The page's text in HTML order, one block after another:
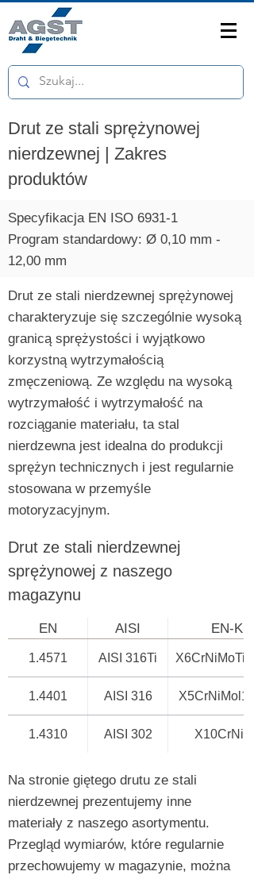
Drut ze stali sprężynowej
nierdzewnej | Zakres
produktów
Specyfikacja EN ISO 6931-1
​​​Program standardowy: Ø 0,10 mm -
12,00 mm
Drut ze stali nierdzewnej sprężynowej
charakteryzuje się szczególnie wysoką
granicą sprężystości i wyjątkowo
korzystną wytrzymałością
zmęczeniową. Ze względu na wysoką
wytrzymałość i wytrzymałość na
rozciąganie materiału, ta stal
nierdzewna jest idealna do produkcji
sprężyn technicznych i jest regularnie
stosowana w przemyśle
motoryzacyjnym.
Drut ze stali nierdzewnej
sprężynowej z naszego
magazynu
EN AISI EN-KN
1.4571 AISI 316Ti
1.4401 AISI 316
1.4310 AISI 302
Na stronie giętego drutu ze stali
nierdzewnej prezentujemy inne
materiały z naszego asortymentu.
Przegląd wymiarów, które regularnie
przechowujemy w magazynie, można